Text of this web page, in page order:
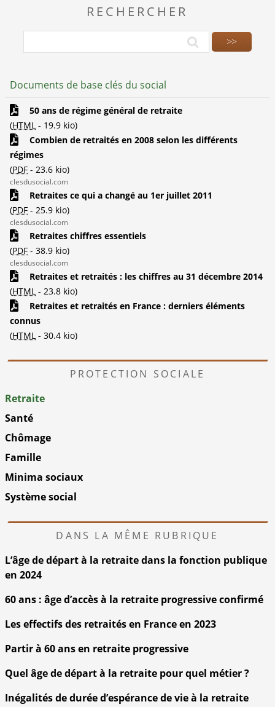
RECHERCHER
Documents de base clés du social
50 ans de régime général de retraite
(HTML - 19.9 kio)
Combien de retraités en 2008 selon les différents
régimes
(PDF - 23.6 kio)
clesdusocial.com
Retraites ce qui a changé au 1er juillet 2011
(PDF - 25.9 kio)
clesdusocial.com
Retraites chiffres essentiels
(PDF - 38.9 kio)
clesdusocial.com
Retraites et retraités : les chiffres au 31 décembre 2014
(HTML - 23.8 kio)
Retraites et retraités en France : derniers éléments
connus
(HTML - 30.4 kio)
PROTECTION SOCIALE
Retraite
Santé
Chômage
Famille
Minima sociaux
Système social
DANS LA MÊME RUBRIQUE
L’âge de départ à la retraite dans la fonction publique
en 2024
60 ans : âge d’accès à la retraite progressive confirmé
Les effectifs des retraités en France en 2023
Partir à 60 ans en retraite progressive
Quel âge de départ à la retraite pour quel métier ?
Inégalités de durée d’espérance de vie à la retraite